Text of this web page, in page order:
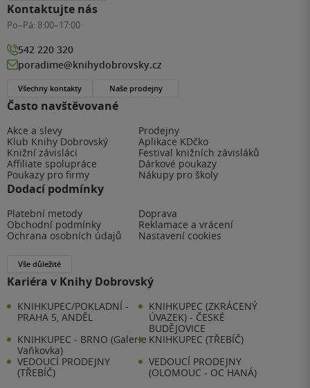
Často navštěvované
Akce a slevy
Prodejny
Klub Knihy Dobrovský
Aplikace KDčko
Knižní závisláci
Festival knižních závisláků
Affiliate spolupráce
Dárkové poukazy
Poukazy pro firmy
Nákupy pro školy
Dodací podmínky
Platební metody
Doprava
Obchodní podmínky
Reklamace a vrácení
Ochrana osobních údajů
Nastavení cookies
Vše důležité
Kariéra v Knihy Dobrovský
KNIHKUPEC/POKLADNÍ -
PRAHA 5, ANDĚL
KNIHKUPEC (ZKRÁCENÝ
ÚVAZEK) - ČESKÉ
BUDĚJOVICE
KNIHKUPEC - BRNO (Galerie
Vaňkovka)
KNIHKUPEC (TŘEBÍČ)
VEDOUCÍ PRODEJNY
(TŘEBÍČ)
VEDOUCÍ PRODEJNY
(OLOMOUC - OC HANÁ)
Kontaktujte nás
Po–Pá: 8:00–17:00
542 220 320
poradime@knihydobrovsky.cz
Všechny kontakty Naše prodejny